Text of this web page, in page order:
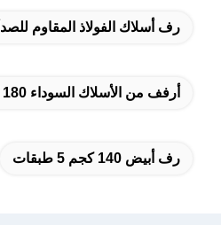
رف أسلاك الفولاذ المقاوم للصدأ 130 كجم
أرفف من الأسلاك السوداء 180 كجم مع عجلات
رف أبيض 140 كجم 5 طبقات